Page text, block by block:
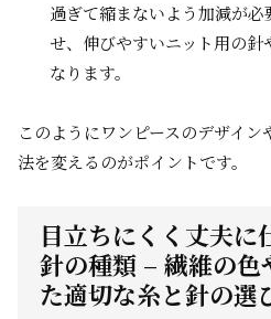
過ぎて縮まないよう加減が
せ、伸びやすいニット用の針
なります。
このようにワンピースのデザイ
法を変えるのがポイントです。
目立ちにくく丈夫に
針の種類 – 繊維の色
た適切な糸と針の選